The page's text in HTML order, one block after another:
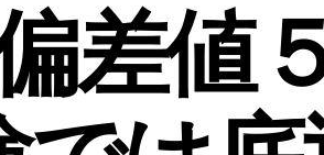
リ
ー
差値